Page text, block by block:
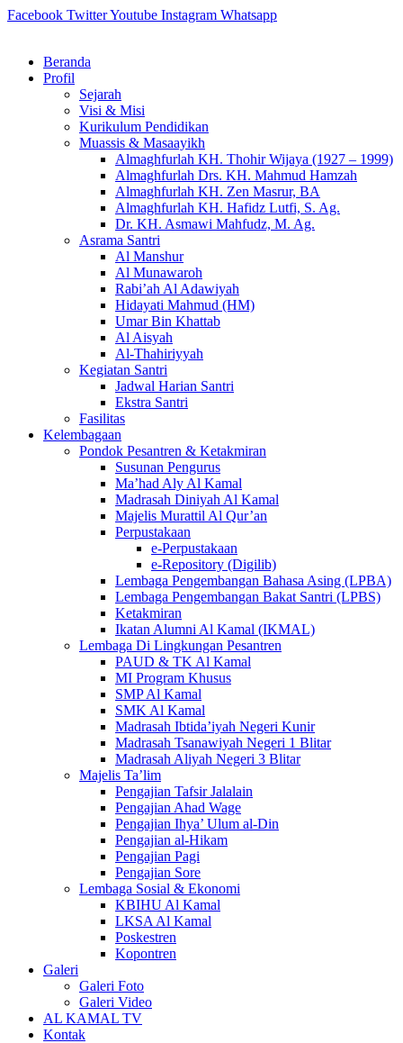
Skip
Facebook TwitterYoutube Instagram Whatsapp
Beranda
Profil
Sejarah
Visi & Misi
Kurikulum Pendidikan
Muassis & Masaayikh
Almaghfurlah KH. Thohir Wijaya (1927 – 1999)
Almaghfurlah Drs. KH. Mahmud Hamzah
Almaghfurlah KH. Zen Masrur, BA
Almaghfurlah KH. Hafidz Lutfi, S. Ag.
Dr. KH. Asmawi Mahfudz, M. Ag.
Asrama Santri
Al Manshur
Al Munawaroh
Rabi’ah Al Adawiyah
Hidayati Mahmud (HM)
Umar Bin Khattab
Al Aisyah
Al-Thahiriyyah
Kegiatan Santri
Jadwal Harian Santri
Ekstra Santri
Fasilitas
Kelembagaan
Pondok Pesantren & Ketakmiran
Susunan Pengurus
Ma’had Aly Al Kamal
Madrasah Diniyah Al Kamal
Majelis Murattil Al Qur’an
Perpustakaan
e-Perpustakaan
e-Repository (Digilib)
Lembaga Pengembangan Bahasa Asing (LPBA)
Lembaga Pengembangan Bakat Santri (LPBS)
Ketakmiran
Ikatan Alumni Al Kamal (IKMAL)
Lembaga Di Lingkungan Pesantren
PAUD & TK Al Kamal
MI Program Khusus
SMP Al Kamal
SMK Al Kamal
Madrasah Ibtida’iyah Negeri Kunir
Madrasah Tsanawiyah Negeri 1 Blitar
Madrasah Aliyah Negeri 3 Blitar
Majelis Ta’lim
Pengajian Tafsir Jalalain
Pengajian Ahad Wage
Pengajian Ihya’ Ulum al-Din
Pengajian al-Hikam
Pengajian Pagi
Pengajian Sore
Lembaga Sosial & Ekonomi
KBIHU Al Kamal
LKSA Al Kamal
Poskestren
Kopontren
Galeri
Galeri Foto
Galeri Video
AL KAMAL TV
Kontak